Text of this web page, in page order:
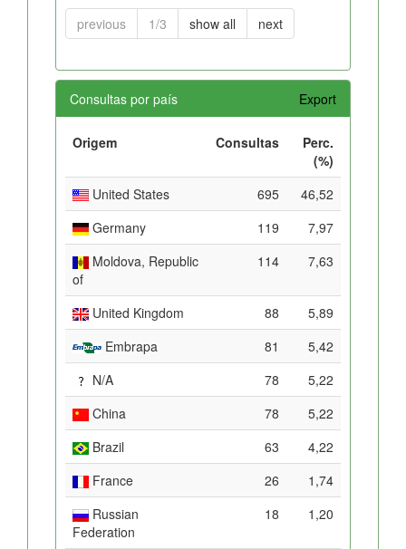
previous 1/3 show all next
Consultas por país Export
Origem Consultas
Perc.
(%)
United States
695
46,52
Germany
119
7,97
Moldova, Republic
of
114 7,63
United Kingdom 88
5,89
Embrapa
81
5,42
N/A
78
5,22
China
78
5,22
Brazil
63
4,22
France
26
1,74
Russian
Federation
18 1,20